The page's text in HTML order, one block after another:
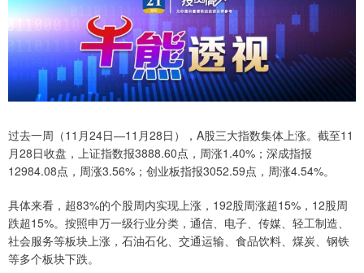
过去一周（11月24日—11月28日），A股三大指数集体上涨。截至11
月28日收盘，上证指数报3888.60点，周涨1.40%；深成指报
12984.08点，周涨3.56%；创业板指报3052.59点，周涨4.54%。
具体来看，超83%的个股周内实现上涨，192股周涨超15%，12股周
跌超15%。按照申万一级行业分类，通信、电子、传媒、轻工制造、
社会服务等板块上涨，石油石化、交通运输、食品饮料、煤炭、钢铁
等多个板块下跌。